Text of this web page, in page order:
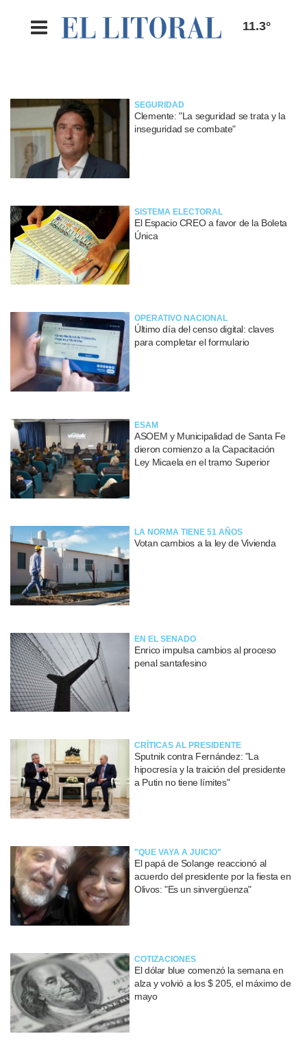
11.3°
SEGURIDAD
Clemente: "La seguridad se trata y la
inseguridad se combate"
SISTEMA ELECTORAL
El Espacio CREO a favor de la Boleta
Única
OPERATIVO NACIONAL
Último día del censo digital: claves
para completar el formulario
ESAM
ASOEM y Municipalidad de Santa Fe
dieron comienzo a la Capacitación
Ley Micaela en el tramo Superior
LA NORMA TIENE 51 AÑOS
Votan cambios a la ley de Vivienda
EN EL SENADO
Enrico impulsa cambios al proceso
penal santafesino
CRÍTICAS AL PRESIDENTE
Sputnik contra Fernández: "La
hipocresía y la traición del presidente
a Putin no tiene límites"
"QUE VAYA A JUICIO"
El papá de Solange reaccionó al
acuerdo del presidente por la fiesta en
Olivos: "Es un sinvergüenza"
COTIZACIONES
El dólar blue comenzó la semana en
alza y volvió a los $ 205, el máximo de
mayo